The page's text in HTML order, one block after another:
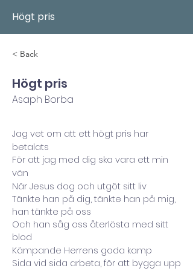
Högt pris
< Back
Högt pris
Asaph Borba
Jag vet om att ett högt pris har
betalats
För att jag med dig ska vara ett min
vän
När Jesus dog och utgöt sitt liv
Tänkte han på dig, tänkte han på mig,
han tänkte på oss
Och han såg oss återlösta med sitt
blod
Kämpande Herrens goda kamp
Sida vid sida arbeta, för att bygga upp